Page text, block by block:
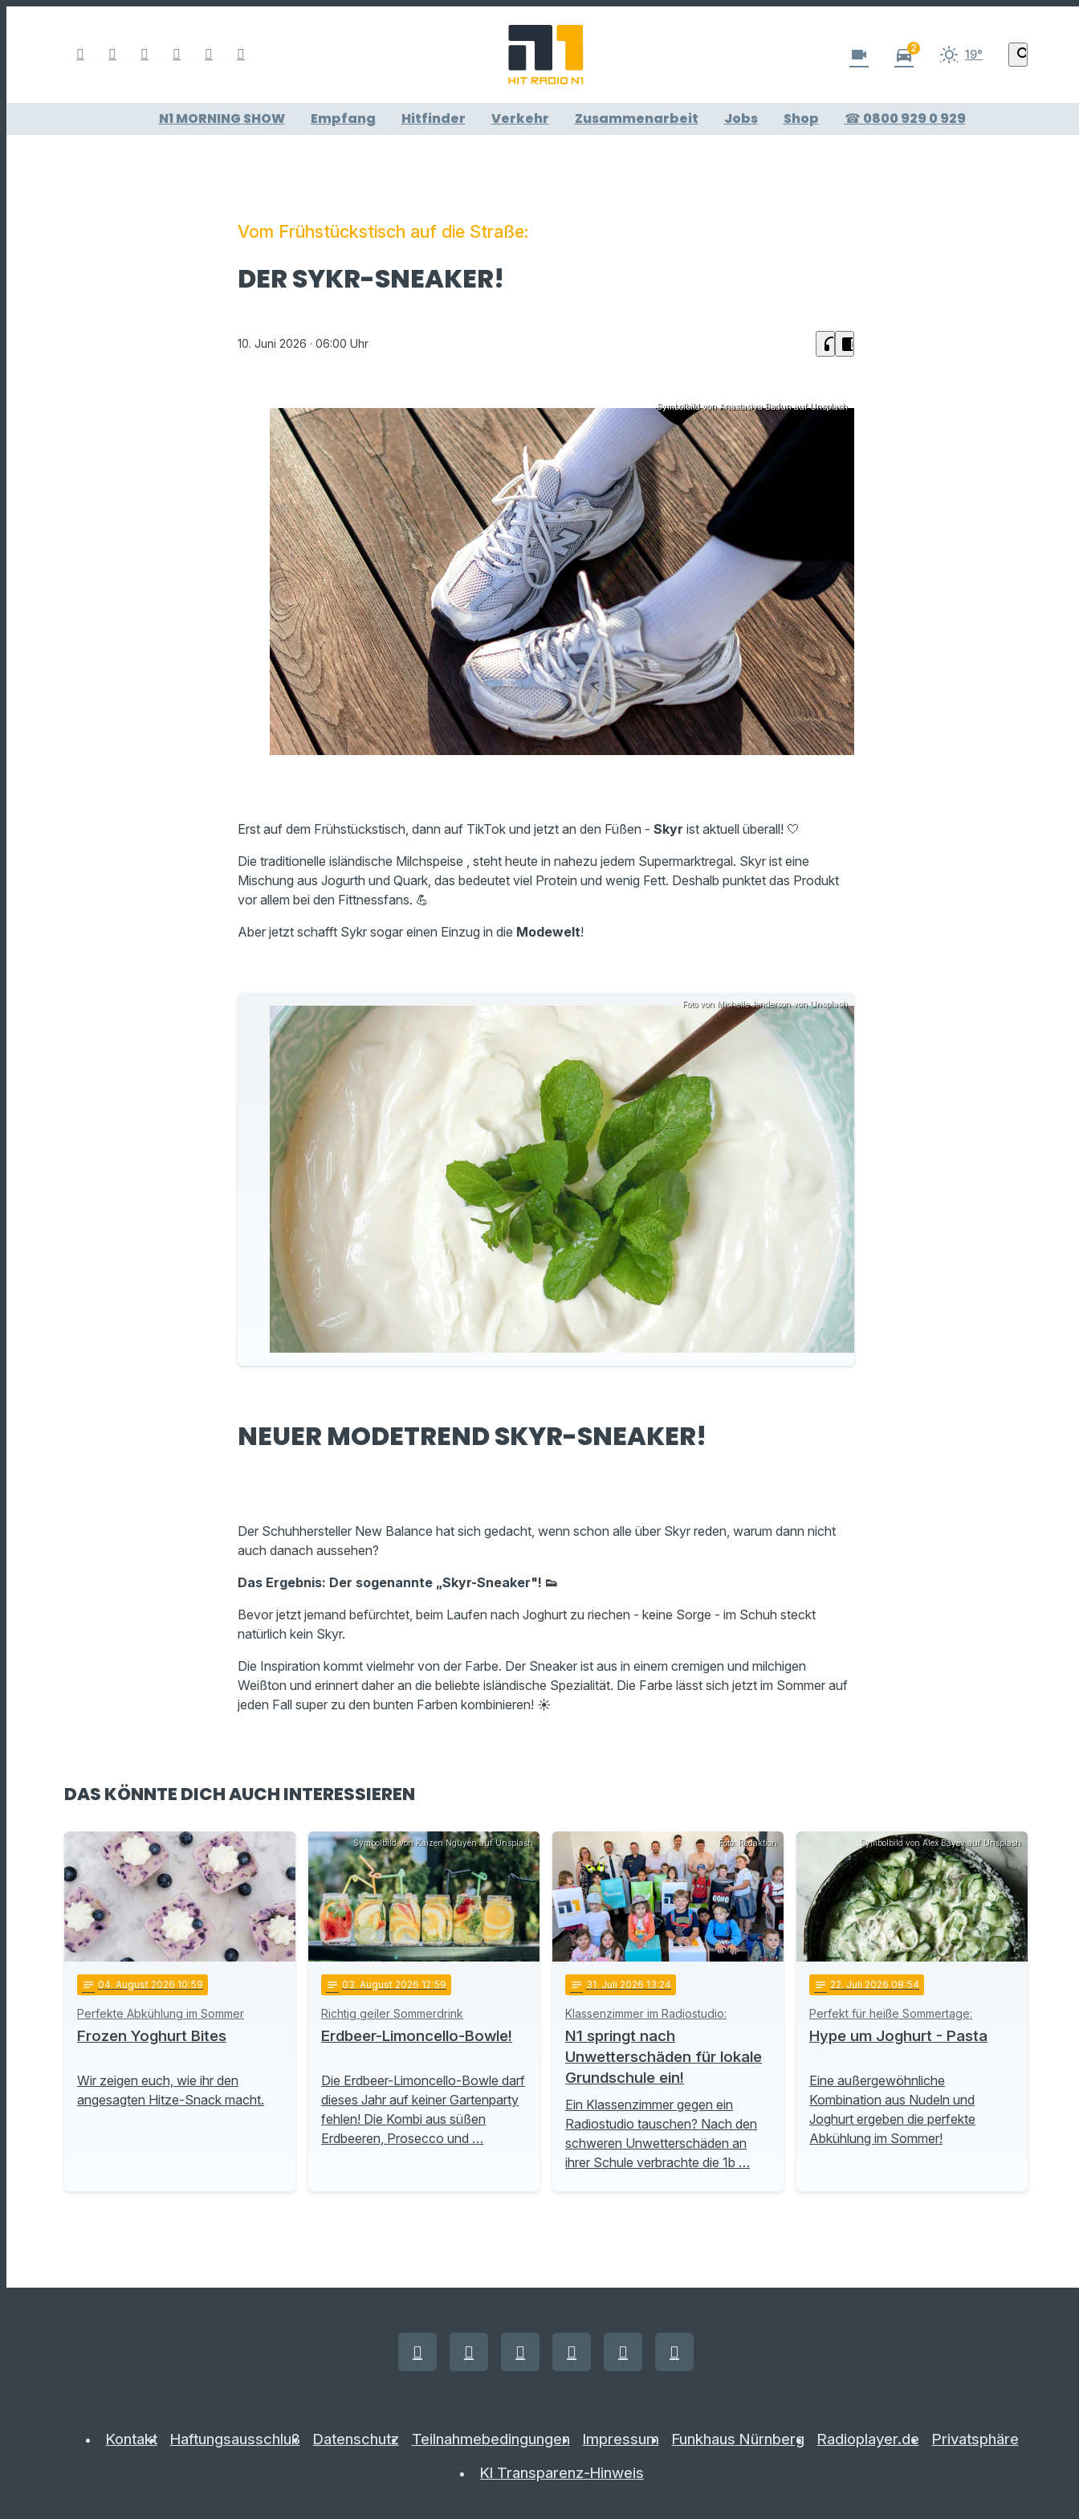
videocam directions_car2 19° search
N1 MORNING SHOW Empfang Hitfinder Verkehr Zusammenarbeit Jobs Shop ☎ 0800 929 0 929
Vom Frühstückstisch auf die Straße:
DER SYKR-SNEAKER!
10. Juni 2026 · 06:00 Uhr headphones chrome_reader_mode
Symbolbild von Anastasiya Badun auf Unsplash
Erst auf dem Frühstückstisch, dann auf TikTok und jetzt an den Füßen - Skyr ist aktuell überall! 🤍
Die traditionelle isländische Milchspeise , steht heute in nahezu jedem Supermarktregal. Skyr ist eine
Mischung aus Jogurth und Quark, das bedeutet viel Protein und wenig Fett. Deshalb punktet das Produkt
vor allem bei den Fittnessfans. 💪
Aber jetzt schafft Sykr sogar einen Einzug in die Modewelt!
Foto von Micheile Jenderson von Unsplash
NEUER MODETREND SKYR-SNEAKER!
Der Schuhhersteller New Balance hat sich gedacht, wenn schon alle über Skyr reden, warum dann nicht
auch danach aussehen?
Das Ergebnis: Der sogenannte „Skyr-Sneaker"! 👟
Bevor jetzt jemand befürchtet, beim Laufen nach Joghurt zu riechen - keine Sorge - im Schuh steckt
natürlich kein Skyr.
Die Inspiration kommt vielmehr von der Farbe. Der Sneaker ist aus in einem cremigen und milchigen
Weißton und erinnert daher an die beliebte isländische Spezialität. Die Farbe lässt sich jetzt im Sommer auf
jeden Fall super zu den bunten Farben kombinieren! ☀️
DAS KÖNNTE DICH AUCH INTERESSIEREN
notes 04. August 2026 10:59
Perfekte Abkühlung im Sommer
Frozen Yoghurt Bites
Wir zeigen euch, wie ihr den
angesagten Hitze-Snack macht.
Symbolbild von Kaizen Nguyễn auf Unsplash
notes 03. August 2026 12:59
Richtig geiler Sommerdrink
Erdbeer-Limoncello-Bowle!
Die Erdbeer-Limoncello-Bowle darf
dieses Jahr auf keiner Gartenparty
fehlen! Die Kombi aus süßen
Erdbeeren, Prosecco und …
Foto: Redaktion
notes 31. Juli 2026 13:24
Klassenzimmer im Radiostudio:
N1 springt nach
Unwetterschäden für lokale
Grundschule ein!
Ein Klassenzimmer gegen ein
Radiostudio tauschen? Nach den
schweren Unwetterschäden an
ihrer Schule verbrachte die 1b …
Symbolbild von Alex Bayev auf Unsplash
notes 22. Juli 2026 08:54
Perfekt für heiße Sommertage:
Hype um Joghurt - Pasta
Eine außergewöhnliche
Kombination aus Nudeln und
Joghurt ergeben die perfekte
Abkühlung im Sommer!
Kontakt Haftungsausschluß Datenschutz Teilnahmebedingungen Impressum Funkhaus Nürnberg Radioplayer.de
Privatsphäre
KI Transparenz-Hinweis